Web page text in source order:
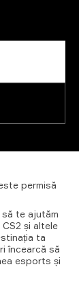
permisă
te ajutăm
și altele
ta
încearcă să
esports și